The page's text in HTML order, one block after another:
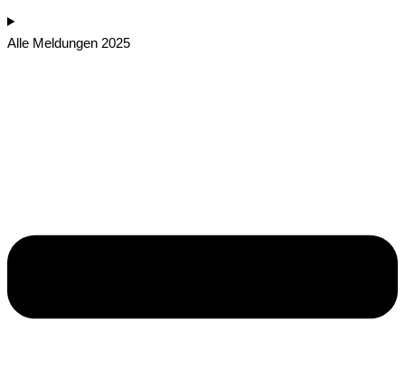
Alle Meldungen 2025